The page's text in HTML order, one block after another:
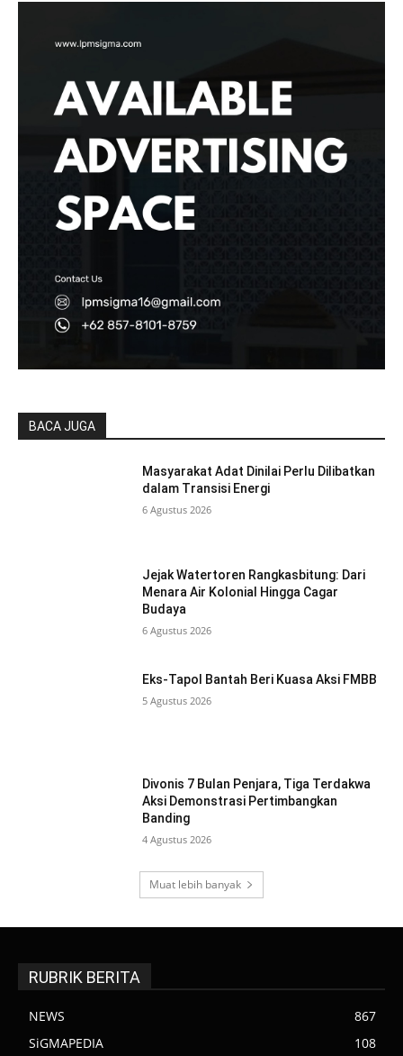
BACA JUGA
Masyarakat Adat Dinilai Perlu Dilibatkan
dalam Transisi Energi
6 Agustus 2026
Jejak Watertoren Rangkasbitung: Dari
Menara Air Kolonial Hingga Cagar
Budaya
6 Agustus 2026
Eks-Tapol Bantah Beri Kuasa Aksi FMBB
5 Agustus 2026
Divonis 7 Bulan Penjara, Tiga Terdakwa
Aksi Demonstrasi Pertimbangkan
Banding
4 Agustus 2026
Muat lebih banyak
RUBRIK BERITA
NEWS
867
SiGMAPEDIA
108